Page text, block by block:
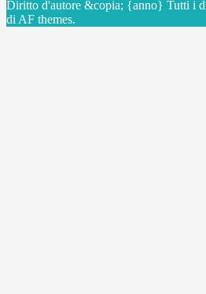
Diritto d'autore &copia; {anno} Tutti i
di AF themes.